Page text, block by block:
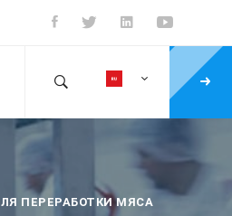
ПЕРЕРАБОТКИ МЯСА